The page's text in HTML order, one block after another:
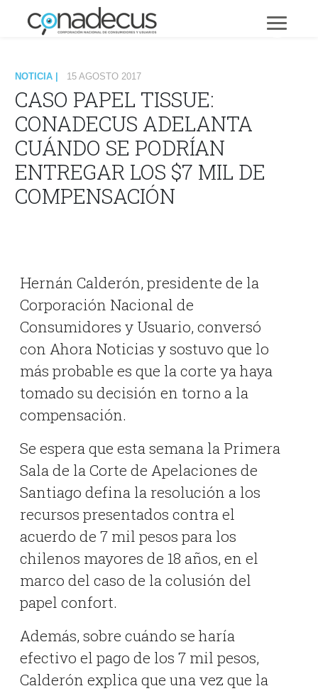
NOTICIA | 15 AGOSTO 2017
CASO PAPEL TISSUE:
CONADECUS ADELANTA
CUÁNDO SE PODRÍAN
ENTREGAR LOS $7 MIL DE
COMPENSACIÓN
Hernán Calderón, presidente de la
Corporación Nacional de
Consumidores y Usuario, conversó
con Ahora Noticias y sostuvo que lo
más probable es que la corte ya haya
tomado su decisión en torno a la
compensación.
Se espera que esta semana la Primera
Sala de la Corte de Apelaciones de
Santiago defina la resolución a los
recursos presentados contra el
acuerdo de 7 mil pesos para los
chilenos mayores de 18 años, en el
marco del caso de la colusión del
papel confort.
Además, sobre cuándo se haría
efectivo el pago de los 7 mil pesos,
Calderón explica que una vez que la